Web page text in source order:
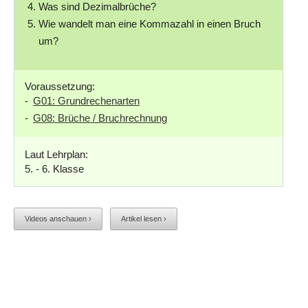
Was sind Dezimalbrüche?
Wie wandelt man eine Kommazahl in einen Bruch
um?
Voraussetzung:
G01: Grundrechenarten
G08: Brüche / Bruchrechnung
Laut Lehrplan:
5. - 6. Klasse
Videos anschauen › Artikel lesen ›